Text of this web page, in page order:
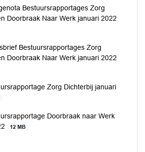
Bestuursrapportages Zorg
Doorbraak Naar Werk januari 2022
Bestuursrapportages Zorg
Doorbraak Naar Werk januari 2022
Zorg Dichterbij januari
Doorbraak naar Werk
12 MB